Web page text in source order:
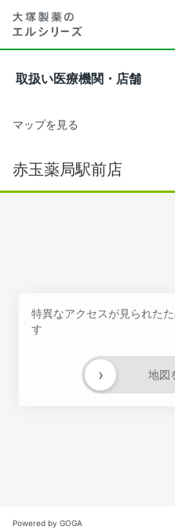
取扱い医療機関・店舗
マップを見る
赤玉薬局駅前店
特異なアクセスが見られた
す
地図
›
Powered by GOGA